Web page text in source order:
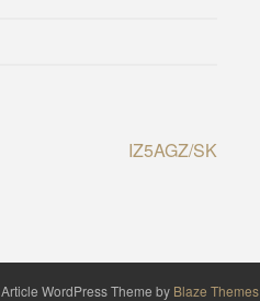
IZ5AGZ/SK
Article WordPress Theme by Blaze Themes